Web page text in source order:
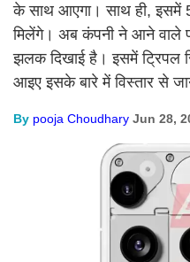
के साथ आएगा। साथ ही,
मिलेंगे। अब कंपनी ने आने वाले
झलक दिखाई है। इसमें ट्रिपल
आइए इसके बारे में विस्तार से
By pooja Choudhary Jun 28,